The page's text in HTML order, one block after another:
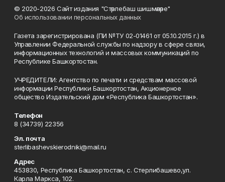
© 2020-2026 Сайт издания "Стәрлебаш шишмәләре"
Об использовании персональных данных
Газета зарегистрирована (ПИ №ТУ 02-01461 от 05.10.2015 г.) в
Управлении Федеральной службы по надзору в сфере связи,
информационных технологий и массовых коммуникаций по
Республике Башкортостан.
УЧРЕДИТЕЛИ: Агентство по печати и средствам массовой
информации Республики Башкортостан, Акционерное
общество Издательский дом «Республика Башкортостан».
Телефон
8 (34739) 22356
Эл. почта
sterlibashevskierodniki@mail.ru
Адрес
453830, Республика Башкортостан, c. Стерлибашево,ул.
Карла Маркса, 102.